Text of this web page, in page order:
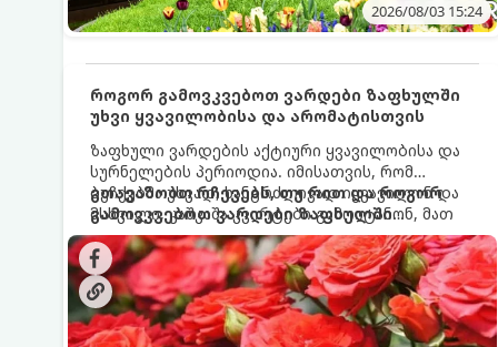
2026/08/03 15:24
როგორ გამოვკვებოთ ვარდები ზაფხულში
უხვი ყვავილობისა და არომატისთვის
ზაფხული ვარდების აქტიური ყვავილობისა და
სურნელების პერიოდია. იმისათვის, რომ
ბუჩქებმა უხვად, ხანგრძლივად იყვავილონ და
მსხვილი, კაშკაშა კვირტები გამოიტანონ, მათ
რეგულარული და სწორი გამოკვება
სჭირდებათ. ზაფხულის პერიოდში მცენარის
მოთხოვნილებები იცვლება, ამიტომ
მნიშვნელოვანია ვიცოდეთ, რომელი სასუქები
გამოიყენება ამ დროს.
გთავაზობთ რჩევებს, თუ რით და როგორ
გამოვკვებოთ ვარდები ზაფხულში
საუკეთესო შედეგის მისაღწევად: